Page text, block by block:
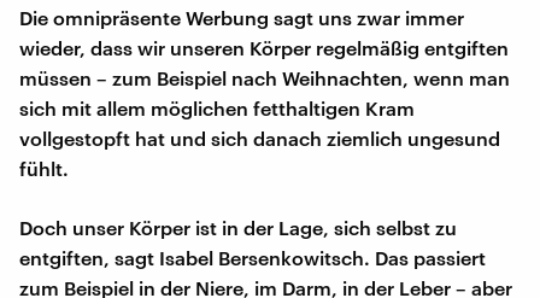
Die omnipräsente Werbung sagt uns zwar immer
wieder, dass wir unseren Körper regelmäßig entgiften
müssen – zum Beispiel nach Weihnachten, wenn man
sich mit allem möglichen fetthaltigen Kram
vollgestopft hat und sich danach ziemlich ungesund
fühlt.
Doch unser Körper ist in der Lage, sich selbst zu
entgiften, sagt Isabel Bersenkowitsch. Das passiert
zum Beispiel in der Niere, im Darm, in der Leber – aber